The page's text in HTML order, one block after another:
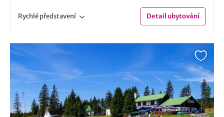
Rychlépředstavení Detailubytování